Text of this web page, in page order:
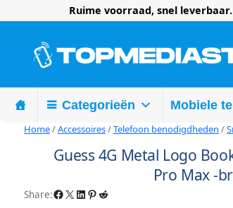
Ruime voorraad, snel
Categorieën Mobiele
Home/Accessoires/Telefoon benodigdheden /
Guess 4G Metal Logo
Pro Max -
Share:Facebook X LinkedIn Pinterest Reddit